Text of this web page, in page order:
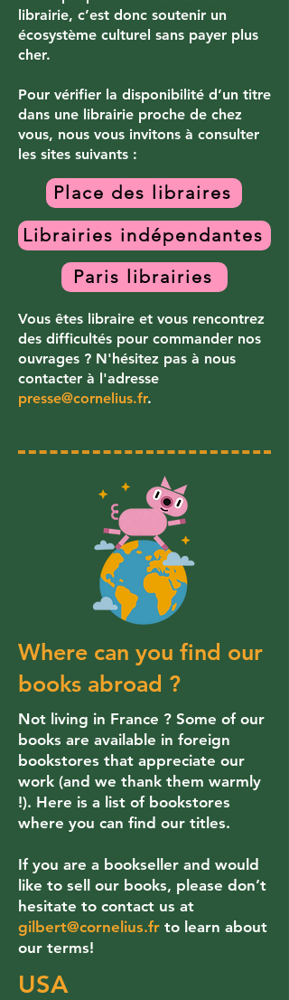
librairie, c’est donc soutenir un
écosystème culturel sans payer plus
cher.
Pour vérifier la disponibilité d’un titre
dans une librairie proche de chez
vous, nous vous invitons à consulter
les sites suivants :
Place des libraires
Librairies indépendantes
Paris librairies
Vous êtes libraire et vous rencontrez
des difficultés pour commander nos
ouvrages ? N'hésitez pas à nous
contacter à l'adresse
presse@cornelius.fr.
Where can you find our
books abroad ?
Not living in France ? Some of our
books are available in foreign
bookstores that appreciate our
work (and we thank them warmly
!). Here is a list of bookstores
where you can find our titles.
If you are a bookseller and would
like to sell our books, please don’t
hesitate to contact us at
gilbert@cornelius.fr to learn about
our terms!
USA